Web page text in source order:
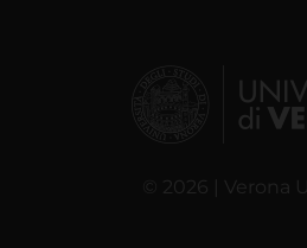
© 2026 | Verona